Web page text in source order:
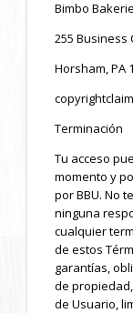
Bimbo
255 Business
Horsham, PA
Terminación
Tu acceso
momento y
por BBU. No
ninguna
cualquier
de estos
garantías,
de
de Usuario,